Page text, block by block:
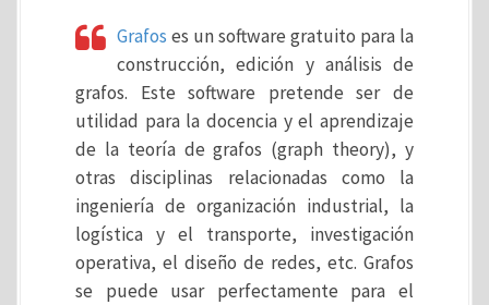
Grafos es un software gratuito para la
construcción, edición y análisis de
grafos. Este software pretende ser de
utilidad para la docencia y el aprendizaje
de la teoría de grafos (graph theory), y
otras disciplinas relacionadas como la
ingeniería de organización industrial, la
logística y el transporte, investigación
operativa, el diseño de redes, etc. Grafos
se puede usar perfectamente para el